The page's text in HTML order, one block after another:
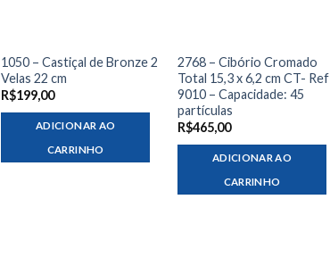
1050 – Castiçal de Bronze 2
Velas 22 cm
R$199,00
ADICIONAR AO
CARRINHO
2768 – Cibório Cromado
Total 15,3 x 6,2 cm CT- Ref
9010 – Capacidade: 45
partículas
R$465,00
ADICIONAR AO
CARRINHO